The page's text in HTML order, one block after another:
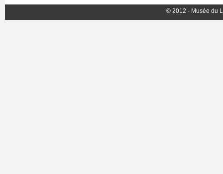
© 2012 - Musée du